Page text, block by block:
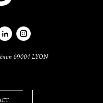
69004 LYON